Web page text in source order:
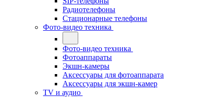
Радиотелефоны
Стационарные телефоны
Фото-видео техника
Фото-видео техника
Фотоаппараты
Экшн-камеры
Аксессуары для фотоаппарата
Аксессуары для экшн-камер
TV и аудио